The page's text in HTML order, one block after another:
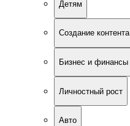
Детям
Создание контента
Бизнес и финансы
Личностный рост
Авто